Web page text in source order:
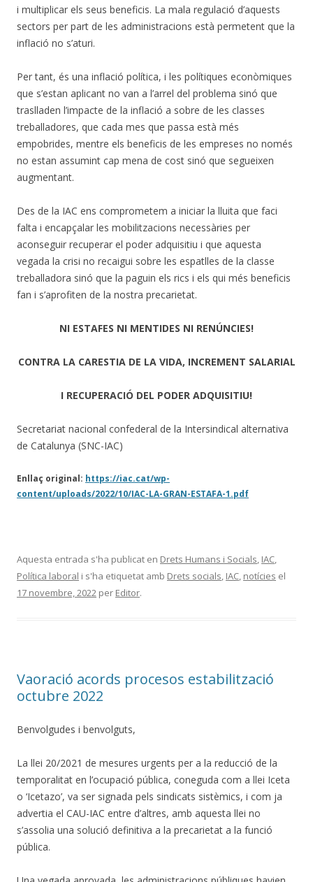
i multiplicar els seus beneficis. La mala regulació d’aquests
sectors per part de les administracions està permetent que la
inflació no s’aturi.
Per tant, és una inflació política, i les polítiques econòmiques
que s’estan aplicant no van a l’arrel del problema sinó que
traslladen l’impacte de la inflació a sobre de les classes
treballadores, que cada mes que passa està més
empobrides, mentre els beneficis de les empreses no només
no estan assumint cap mena de cost sinó que segueixen
augmentant.
Des de la IAC ens comprometem a iniciar la lluita que faci
falta i encapçalar les mobilitzacions necessàries per
aconseguir recuperar el poder adquisitiu i que aquesta
vegada la crisi no recaigui sobre les espatlles de la classe
treballadora sinó que la paguin els rics i els qui més beneficis
fan i s’aprofiten de la nostra precarietat.
NI ESTAFES NI MENTIDES NI RENÚNCIES!
CONTRA LA CARESTIA DE LA VIDA, INCREMENT SALARIAL
I RECUPERACIÓ DEL PODER ADQUISITIU!
Secretariat nacional confederal de la Intersindical alternativa
de Catalunya (SNC-IAC)
Enllaç original: https://iac.cat/wp-
content/uploads/2022/10/IAC-LA-GRAN-ESTAFA-1.pdf
Aquesta entrada s'ha publicat en Drets Humans i Socials IAC
Política laboral i s'ha etiquetat amb Drets socials IAC notícies el
17 novembre, 2022 per Editor.
Vaoració acords procesos estabilització
octubre 2022
Benvolgudes i benvolguts,
La llei 20/2021 de mesures urgents per a la reducció de la
temporalitat en l’ocupació pública, coneguda com a llei Iceta
o ‘Icetazo’, va ser signada pels sindicats sistèmics, i com ja
advertia el CAU-IAC entre d’altres, amb aquesta llei no
s’assolia una solució definitiva a la precarietat a la funció
pública.